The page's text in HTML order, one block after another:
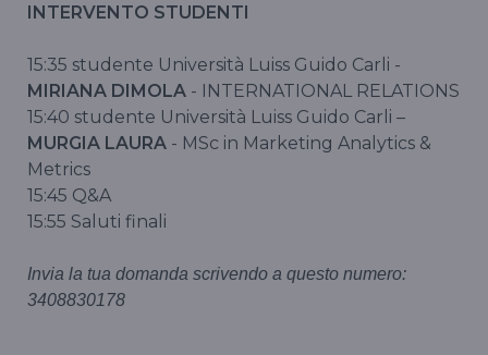
INTERVENTO STUDENTI
15:35 studente Università Luiss Guido Carli -
MIRIANA DIMOLA - INTERNATIONAL RELATIONS
15:40 studente Università Luiss Guido Carli –
MURGIA LAURA - MSc in Marketing Analytics &
Metrics
15:45 Q&A
15:55 Saluti finali
Invia la tua domanda scrivendo a questo numero:
3408830178